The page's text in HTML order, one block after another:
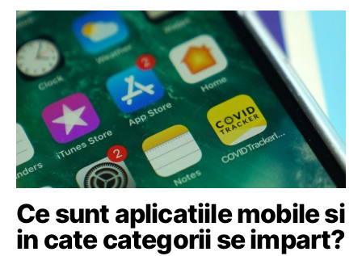
Ce sunt aplicatiile mobile si
in cate categorii se impart?